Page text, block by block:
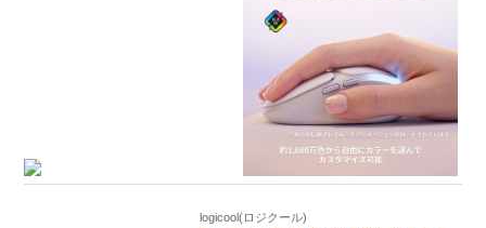
logicool(ロジクール)